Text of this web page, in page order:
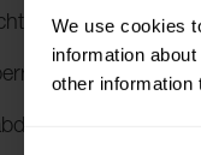
We use cookies
information
other information
Consent
(O-Ring